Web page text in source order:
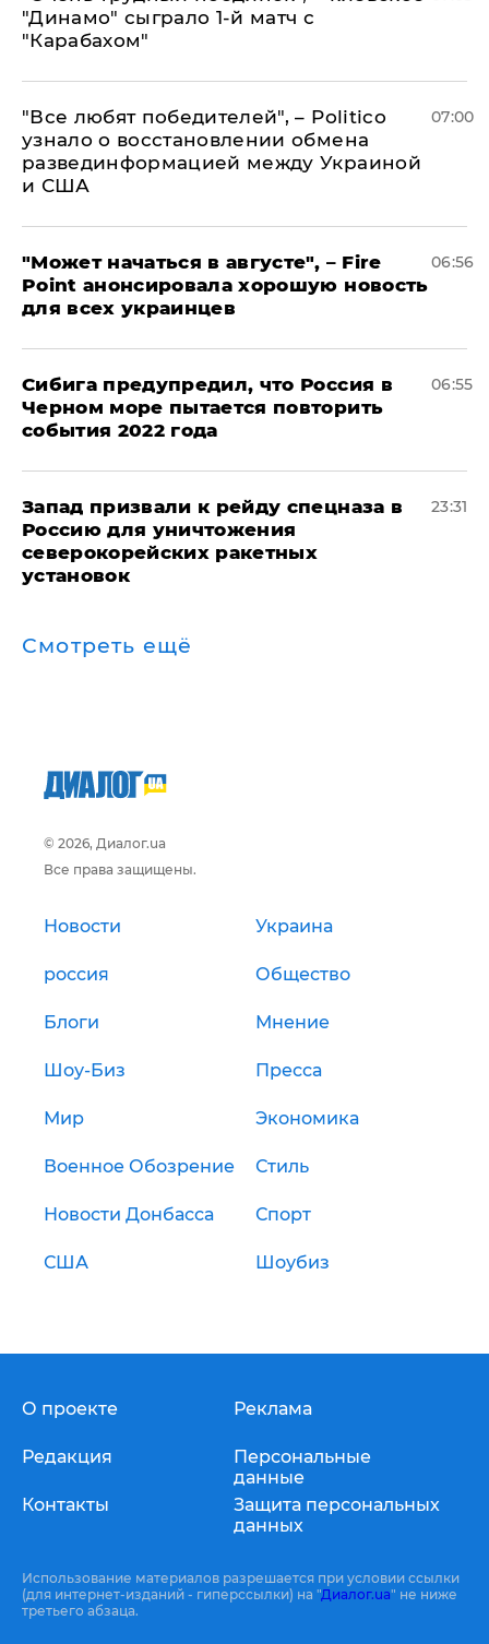
"Динамо" сыграло 1-й матч с
"Карабахом"
​"Все любят победителей", – Politico
узнало о восстановлении обмена
развединформацией между Украиной
и США
07:00
"Может начаться в августе", – Fire
Point анонсировала хорошую новость
для всех украинцев
06:56
Сибига предупредил, что Россия в
Черном море пытается повторить
события 2022 года
06:55
Запад призвали к рейду спецназа в
Россию для уничтожения
северокорейских ракетных
установок
23:31
Смотреть ещё
© 2026, Диалог.ua
Все права защищены.
Новости Украина
россия Общество
Блоги Мнение
Шоу-Биз Пресса
Мир Экономика
Военное Обозрение Стиль
Новости Донбасса Спорт
США Шоубиз
О проекте
Редакция
Контакты
Реклама
Персональные
данные
Защита персональных
данных
Использование материалов разрешается при условии ссылки
(для интернет-изданий - гиперссылки) на "Диалог.ua" не ниже
третьего абзаца.